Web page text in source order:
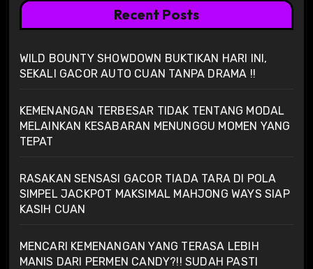
Recent Posts
WILD BOUNTY SHOWDOWN BUKTIKAN HARI INI,
SEKALI GACOR AUTO CUAN TANPA DRAMA !!
KEMENANGAN TERBESAR TIDAK TENTANG MODAL
MELAINKAN KESABARAN MENUNGGU MOMEN YANG
TEPAT
RASAKAN SENSASI GACOR TIADA TARA DI POLA
SIMPEL JACKPOT MAKSIMAL MAHJONG WAYS SIAP
KASIH CUAN
MENCARI KEMENANGAN YANG TERASA LEBIH
MANIS DARI PERMEN CANDY?!! SUDAH PASTI